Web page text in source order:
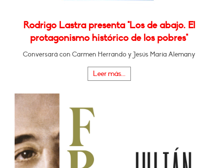
Rodrigo Lastra presenta "Los de abajo. El
protagonismo histórico de los pobres"
Conversará con Carmen Herrando y Jesús María Alemany
Leer más...